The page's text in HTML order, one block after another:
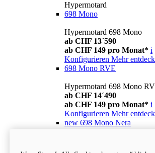
Hypermotard
698 Mono
Hypermotard 698 Mono
ab CHF 13´590
ab CHF 149 pro Monat* i
Konfigurieren Mehr
698 Mono RVE
Hypermotard 698 Mono
ab CHF 14´490
ab CHF 149 pro Monat* i
Konfigurieren Mehr
new 698 Mono Nera
ab CHF 13´990